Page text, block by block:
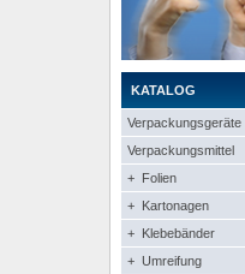
KATALOG
Verpackungsgeräte
Verpackungsmittel
+ Folien
+ Kartonagen
+ Klebebänder
+ Umreifung